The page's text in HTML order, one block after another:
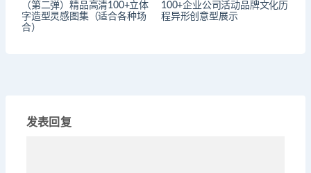
（第二弹）精品高清100+立体
字造型灵感图集（适合各种场
合）
100+企业公司活动品牌文化历
程异形创意型展示
发表回复